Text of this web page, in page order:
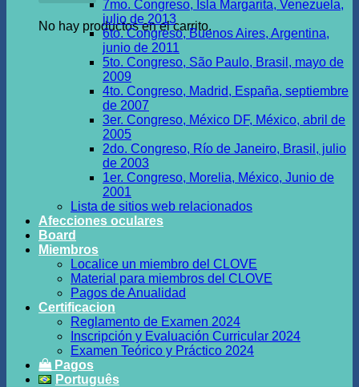
No hay productos en el carrito.
7mo. Congreso, Isla Margarita, Venezuela,
julio de 2013
6to. Congreso, Buenos Aires, Argentina,
junio de 2011
5to. Congreso, São Paulo, Brasil, mayo de
2009
4to. Congreso, Madrid, España, septiembre
de 2007
3er. Congreso, México DF, México, abril de
2005
2do. Congreso, Río de Janeiro, Brasil, julio
de 2003
1er. Congreso, Morelia, México, Junio de
2001
Lista de sitios web relacionados
Afecciones oculares
Board
Miembros
Localice un miembro del CLOVE
Material para miembros del CLOVE
Pagos de Anualidad
Certificacion
Reglamento de Examen 2024
Inscripción y Evaluación Curricular 2024
Examen Teórico y Práctico 2024
Pagos
Português